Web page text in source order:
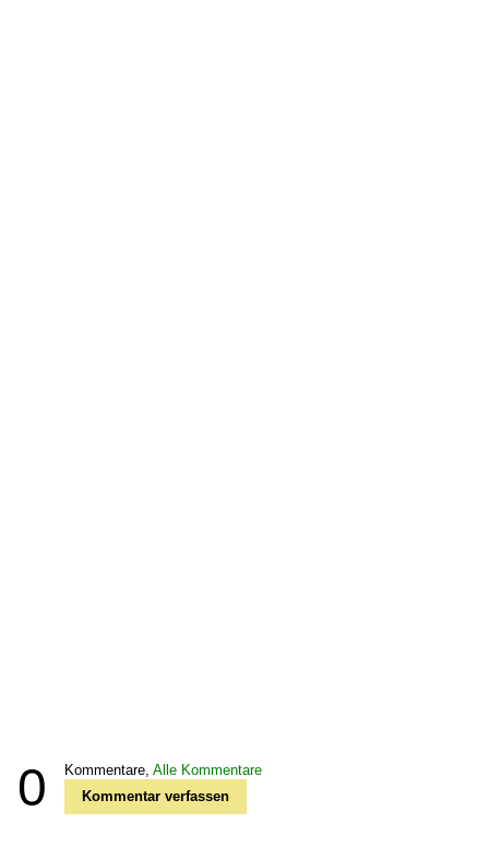
0 Kommentare, Alle Kommentare
Kommentar verfassen